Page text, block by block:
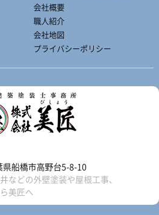
会社概要
職人紹介
会社地図
プライバシーポリシー
船橋市高野台5-8-10
などの外壁塗装や屋根工事、
美匠へ